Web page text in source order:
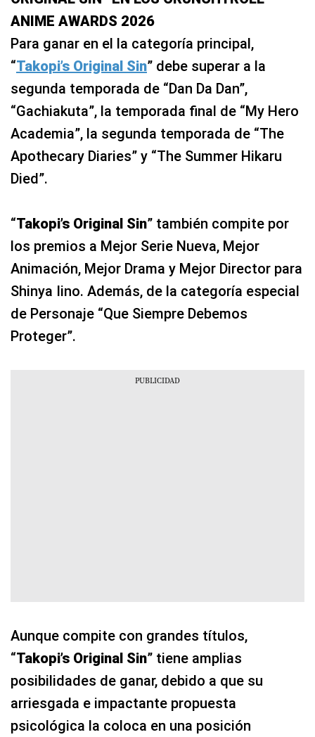
ANIME AWARDS 2026
Para ganar en el la categoría principal,
“Takopi’s Original Sin” debe superar a la
segunda temporada de “Dan Da Dan”,
“Gachiakuta”, la temporada final de “My Hero
Academia”, la segunda temporada de “The
Apothecary Diaries” y “The Summer Hikaru
Died”.
“Takopi’s Original Sin” también compite por
los premios a Mejor Serie Nueva, Mejor
Animación, Mejor Drama y Mejor Director para
Shinya Iino. Además, de la categoría especial
de Personaje “Que Siempre Debemos
Proteger”.
Aunque compite con grandes títulos,
“Takopi’s Original Sin” tiene amplias
posibilidades de ganar, debido a que su
arriesgada e impactante propuesta
psicológica la coloca en una posición